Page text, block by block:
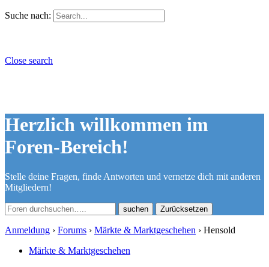
Suche nach:
Close search
Herzlich willkommen im
Foren-Bereich!
Stelle deine Fragen, finde Antworten und vernetze dich mit anderen
Mitgliedern!
Zurücksetzen
Anmeldung › Forums › Märkte & Marktgeschehen › Hensold
Märkte & Marktgeschehen